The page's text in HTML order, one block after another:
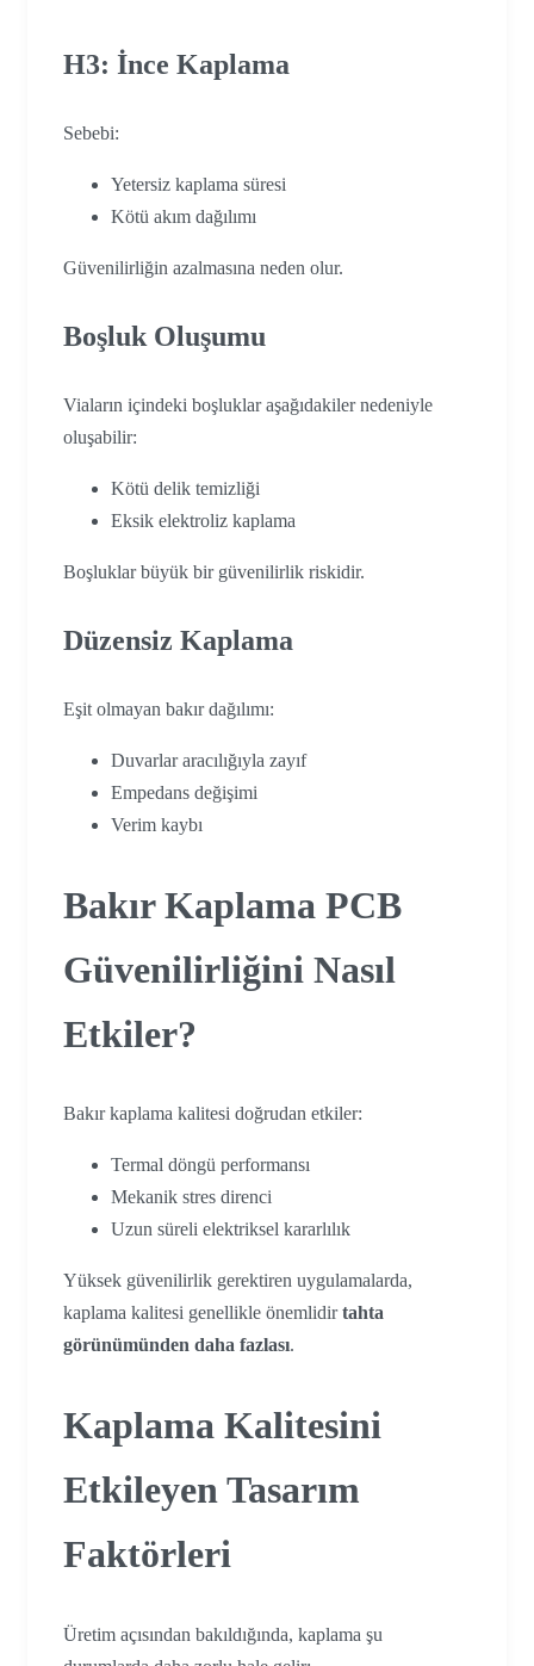
H3: İnce Kaplama
Sebebi:
Yetersiz kaplama süresi
Kötü akım dağılımı
Güvenilirliğin azalmasına neden olur.
Boşluk Oluşumu
Viaların içindeki boşluklar aşağıdakiler nedeniyle
oluşabilir:
Kötü delik temizliği
Eksik elektroliz kaplama
Boşluklar büyük bir güvenilirlik riskidir.
Düzensiz Kaplama
Eşit olmayan bakır dağılımı:
Duvarlar aracılığıyla zayıf
Empedans değişimi
Verim kaybı
Bakır Kaplama PCB
Güvenilirliğini Nasıl
Etkiler?
Bakır kaplama kalitesi doğrudan etkiler:
Termal döngü performansı
Mekanik stres direnci
Uzun süreli elektriksel kararlılık
Yüksek güvenilirlik gerektiren uygulamalarda,
kaplama kalitesi genellikle önemlidirtahta
görünümünden daha fazlası.
Kaplama Kalitesini
Etkileyen Tasarım
Faktörleri
Üretim açısından bakıldığında, kaplama şu